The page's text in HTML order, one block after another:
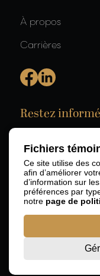
À propos
Carrières
Restez
©
Fichiers
Ce site utilise des
afin d’améliorer
d’information sur
préférences par
notre page de